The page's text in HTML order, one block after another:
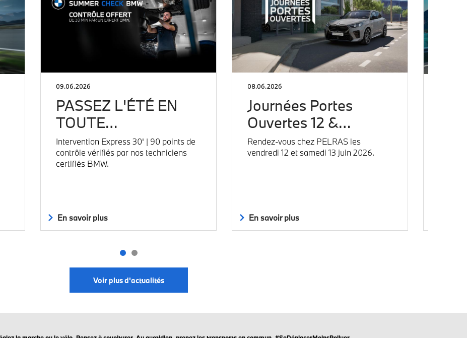
09.06.2026
PASSEZ L'ÉTÉ EN
TOUTE…
Intervention Express 30' | 90 points de
contrôle vérifiés par nos techniciens
certifiés BMW.
En savoir plus
08.06.2026
Journées Portes
Ouvertes 12 &…
Rendez-vous chez PELRAS les
vendredi 12 et samedi 13 juin 2026.
En savoir plus
Voir plus d'actualités